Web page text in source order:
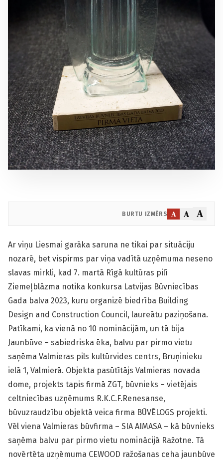
BURTU IZMĒRS A A A
Ar viņu Liesmai garāka saruna ne tikai par situāciju
nozarē, bet vispirms par viņa vadītā uzņēmuma neseno
slavas mirkli, kad 7. martā Rīgā kultūras pilī
Ziemeļblāzma notika konkursa Latvijas Būvniecības
Gada balva 2023, kuru organizē biedrība Building
Design and Construction Council, laureātu paziņošana.
Patīkami, ka vienā no 10 nominācijām, un tā bija
Jaunbūve – sabiedriska ēka, balvu par pirmo vietu
saņēma Valmieras pils kultūrvides centrs, Bruņinieku
ielā 1, Valmierā. Objekta pasūtītājs Valmieras novada
dome, projekts tapis firmā ZGT, būvnieks – vietējais
celtniecības uzņēmums R.K.C.F.Renesanse,
būvuzraudzību objektā veica firma BŪVĒLOGS projekti.
Vēl viena Valmieras būvfirma – SIA AIMASA – kā būvnieks
saņēma balvu par pirmo vietu nominācijā Ražotne. Tā
novērtēta uzņēmuma CEWOOD ražošanas ceha jaunbūve